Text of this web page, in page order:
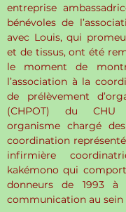
entreprise
bénévoles de
avec Louis, qui
et de tissus, ont été
le moment de
l’association à la
de prélèvement
(CHPOT) du CHU
organisme chargé
coordination
infirmière
kakémono qui
donneurs de 1993
communication au sein